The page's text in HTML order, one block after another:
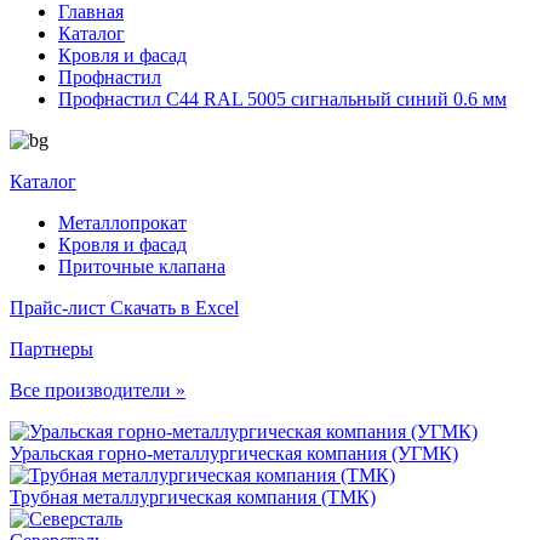
Главная
Каталог
Кровля и фасад
Профнастил
Профнастил С44 RAL 5005 сигнальный синий 0.6 мм
Каталог
Металлопрокат
Кровля и фасад
Приточные клапана
Прайс-лист Скачать в Excel
Партнеры
Все производители »
Уральская горно-металлургическая компания (УГМК)
Трубная металлургическая компания (ТМК)